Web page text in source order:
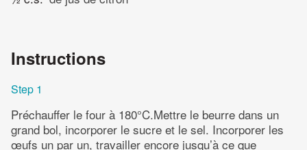
Instructions
Step 1
Préchauffer le four à 180°C.Mettre le beurre dans un
grand bol, incorporer le sucre et le sel. Incorporer les
œufs un par un, travailler encore jusqu’à ce que